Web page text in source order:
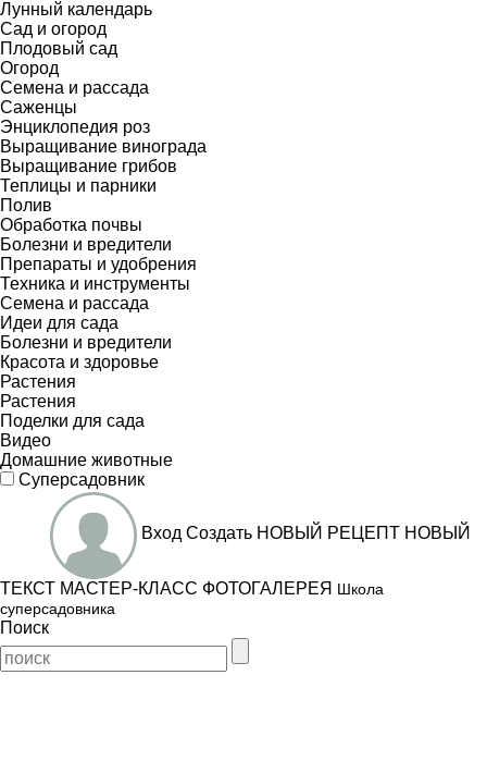
Лунный календарь
Сад и огород
Плодовый сад
Огород
Семена и рассада
Саженцы
Энциклопедия роз
Выращивание винограда
Выращивание грибов
Теплицы и парники
Полив
Обработка почвы
Болезни и вредители
Препараты и удобрения
Техника и инструменты
Семена и рассада
Идеи для сада
Болезни и вредители
Красота и здоровье
Растения
Растения
Поделки для сада
Видео
Домашние животные
Суперсадовник
Вход Создать НОВЫЙ РЕЦЕПТ НОВЫЙ
ТЕКСТ МАСТЕР-КЛАСС ФОТОГАЛЕРЕЯ Школа
суперсадовника
Поиск